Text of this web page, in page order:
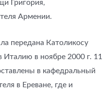
Григория,
Армении.
передана Католикосу
Италию в ноябре 2000 г. 11
в кафедральный
в Ереване, где и